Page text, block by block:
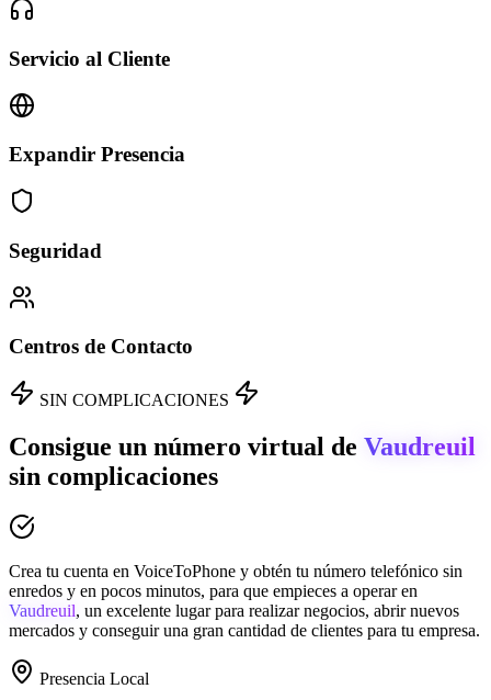
Servicio al Cliente
Expandir Presencia
Seguridad
Centros de Contacto
SIN COMPLICACIONES
Consigue un número virtual de Vaudreuil
sin complicaciones
Crea tu cuenta en VoiceToPhone y obtén tu número telefónico sin
enredos y en pocos minutos, para que empieces a operar en
Vaudreuil, un excelente lugar para realizar negocios, abrir nuevos
mercados y conseguir una gran cantidad de clientes para tu empresa.
Presencia Local